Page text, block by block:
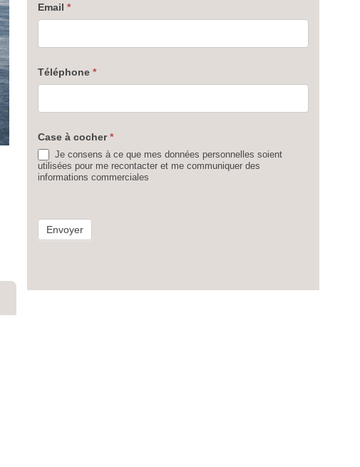
Email *
Téléphone *
Case à cocher*
Je consens à ce que mes données personnelles soient
utilisées pour me recontacter et me communiquer des
informations commerciales
Envoyer